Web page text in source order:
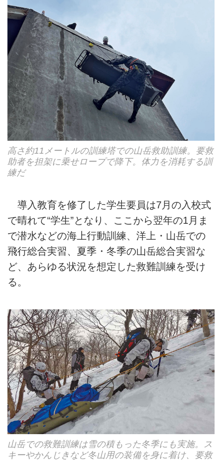
高さ約11メートルの訓練塔での山岳救助訓練。要救
助者を担架に乗せロープで降下。体力を消耗する訓
練だ
導入教育を修了した学生要員は7月の入校式
で晴れて“学生”となり、ここから翌年の1月ま
で潜水などの海上行動訓練、洋上・山岳での
飛行総合実習、夏季・冬季の山岳総合実習な
ど、あらゆる状況を想定した救難訓練を受け
る。
山岳での救難訓練は雪の積もった冬季にも実施。ス
キーやかんじきなど冬山用の装備を身に着け、要救